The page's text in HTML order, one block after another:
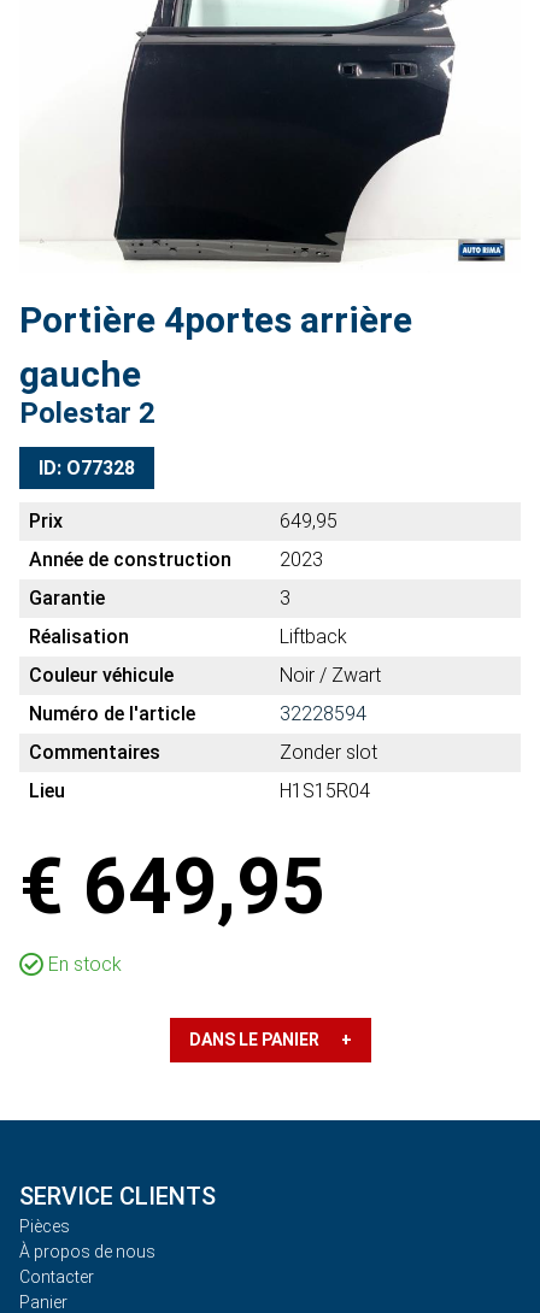
Portière 4portes arrière
gauche
Polestar 2
ID: O77328
Prix
649,95
Année de construction
2023
Garantie
3
Réalisation
Liftback
Couleur véhicule
Noir / Zwart
Numéro de l'article
32228594
Commentaires
Zonder slot
Lieu
H1S15R04
€ 649,95
En stock
DANS LE PANIER +
SERVICE CLIENTS
Pièces
À propos de nous
Contacter
Panier